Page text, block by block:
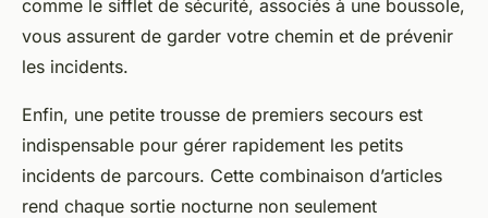
comme le sifflet de sécurité, associés à une boussole,
vous assurent de garder votre chemin et de prévenir
les incidents.
Enfin, une petite trousse de premiers secours est
indispensable pour gérer rapidement les petits
incidents de parcours. Cette combinaison d’articles
rend chaque sortie nocturne non seulement